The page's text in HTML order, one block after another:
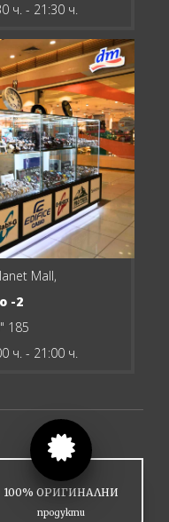
ч. - 21:30 ч.
Mall,
-2
185
ч. - 21:00 ч.
100% ОРИГИНАЛНИ
продукти